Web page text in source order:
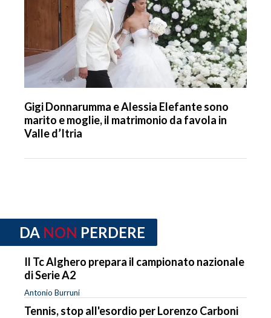
Gigi Donnarumma e Alessia Elefante sono
marito e moglie, il matrimonio da favola in
Valle d’Itria
DA NON PERDERE
Il Tc Alghero prepara il campionato nazionale
di Serie A2
Antonio Burruni
Tennis, stop all'esordio per Lorenzo Carboni